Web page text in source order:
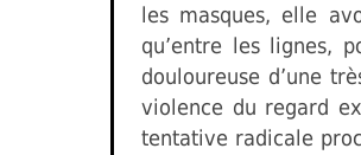
les masques, elle
qu’entre les lignes,
douloureuse d’une
violence du regard
tentative radicale